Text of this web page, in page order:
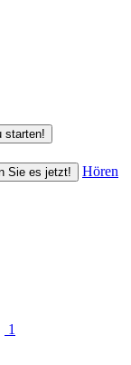
starten!
Sie es jetzt!
Hören
1